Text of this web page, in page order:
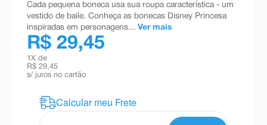
Cada pequena boneca usa sua roupa característica - um
vestido de baile. Conheça as bonecas Disney Princesa
inspiradas em personagens... Ver mais
R$ 29,45
1 X de
R$ 29,45
s/ juros no cartão